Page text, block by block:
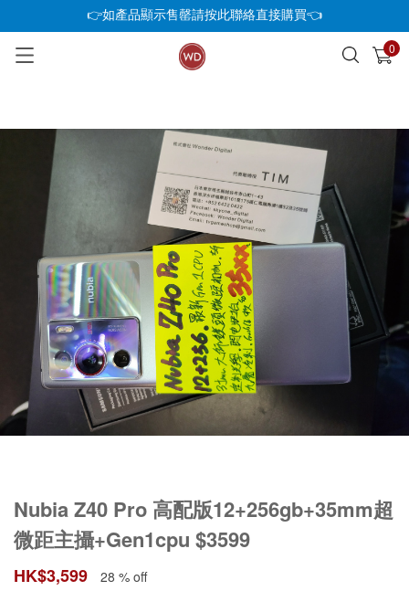
👉如產品顯示售罄請按此聯絡直接購買👈
0
已加入購物車 查看
Nubia Z40 Pro 高配版12+256gb+35mm超
微距主攝+Gen1cpu $3599
HK$3,599
28 % off